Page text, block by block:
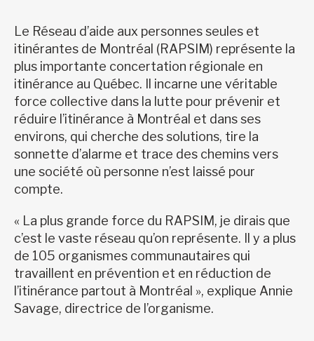
Le Réseau d’aide aux personnes seules et
itinérantes de Montréal (RAPSIM) représente la
plus importante concertation régionale en
itinérance au Québec. Il incarne une véritable
force collective dans la lutte pour prévenir et
réduire l’itinérance à Montréal et dans ses
environs, qui cherche des solutions, tire la
sonnette d’alarme et trace des chemins vers
une société où personne n’est laissé pour
compte.
« La plus grande force du RAPSIM, je dirais que
c’est le vaste réseau qu’on représente. Il y a plus
de 105 organismes communautaires qui
travaillent en prévention et en réduction de
l’itinérance partout à Montréal », explique Annie
Savage, directrice de l’organisme.